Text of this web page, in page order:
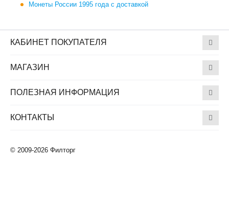
Монеты России 1995 года с доставкой
КАБИНЕТ ПОКУПАТЕЛЯ
МАГАЗИН
ПОЛЕЗНАЯ ИНФОРМАЦИЯ
КОНТАКТЫ
© 2009-2026 Филторг